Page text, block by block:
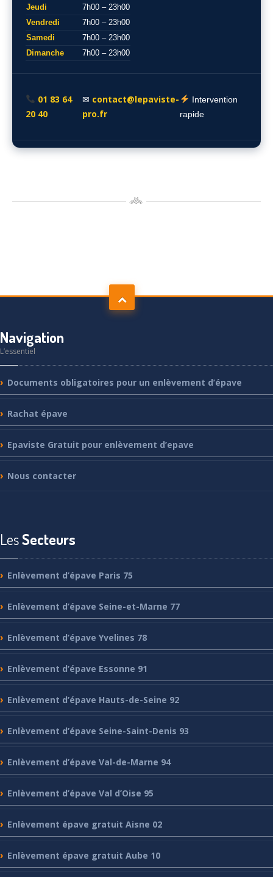
Jeudi
7h00 – 23h00
Vendredi
7h00 – 23h00
Samedi
7h00 – 23h00
Dimanche
7h00 – 23h00
01 83 64
20 40
✉ contact@lepaviste-
pro.fr
Intervention
rapide
Navigation
L’essentiel
Documents obligatoires pour un enlèvement d’épave
Rachat épave
Epaviste Gratuit pour enlèvement d’epave
Nous contacter
LesSecteurs
Enlèvement d’épave Paris 75
Enlèvement d’épave Seine-et-Marne 77
Enlèvement d’épave Yvelines 78
Enlèvement d’épave Essonne 91
Enlèvement d’épave Hauts-de-Seine 92
Enlèvement d’épave Seine-Saint-Denis 93
Enlèvement d’épave Val-de-Marne 94
Enlèvement d’épave Val d’Oise 95
Enlèvement épave gratuit Aisne 02
Enlèvement épave gratuit Aube 10